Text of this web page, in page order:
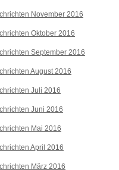
November 2016
Oktober 2016
September 2016
August 2016
Juli 2016
Juni 2016
Mai 2016
April 2016
März 2016